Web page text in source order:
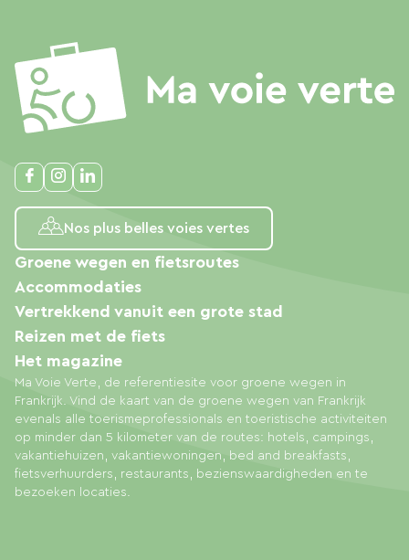
Nos plus belles voies vertes
Ma Voie Verte, de referentiesite voor groene wegen in
Frankrijk. Vind de kaart van de groene wegen van Frankrijk
evenals alle toerismeprofessionals en toeristische activiteiten
op minder dan 5 kilometer van de routes: hotels, campings,
vakantiehuizen, vakantiewoningen, bed and breakfasts,
fietsverhuurders, restaurants, bezienswaardigheden en te
bezoeken locaties.
Groene wegen en fietsroutes
Accommodaties
Vertrekkend vanuit een grote stad
Reizen met de fiets
Het magazine